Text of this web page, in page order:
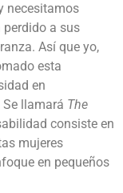
necesitamos
perdido a sus
Así que yo,
esta
en
llamará The
consiste en
mujeres
en pequeños